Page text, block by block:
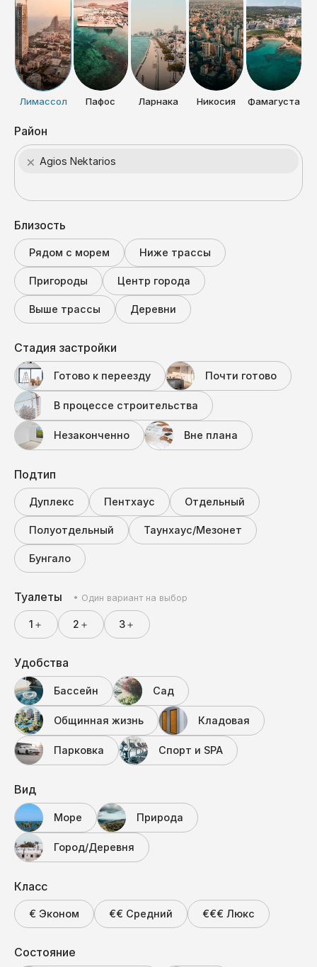
Лимассол Пафос Ларнака Никосия Фамагуста
Район
× Agios Nektarios
Близость
Рядом с морем Ниже трассы
Пригороды Центр города
Выше трассы Деревни
Стадия застройки
Готово к переезду Почти готово
В процессе строительства
Незаконченно Вне плана
Подтип
Дуплекс Пентхаус Отдельный
Полуотдельный Таунхаус/Мезонет
Бунгало
Туалеты • Один вариант на выбор
1＋ 2＋ 3＋
Удобства
Бассейн Сад
Общинная жизнь Кладовая
Парковка Спорт и SPA
Вид
Море Природа
Город/Деревня
Класс
€ Эконом €€ Средний €€€ Люкс
Состояние